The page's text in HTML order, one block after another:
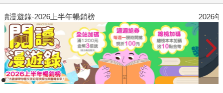
閱讀漫遊錄-2026上半年暢銷榜